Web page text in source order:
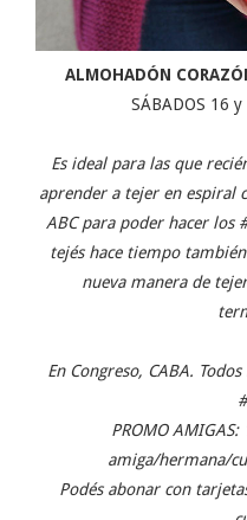
ALMOHADÓN
SÁBADOS 16
Es ideal para las que
aprender a tejer en espiral
ABC para poder hacer los
tejés hace tiempo
nueva manera de
En Congreso, CABA.
PROMO
amiga/hermana/
Podés abonar con